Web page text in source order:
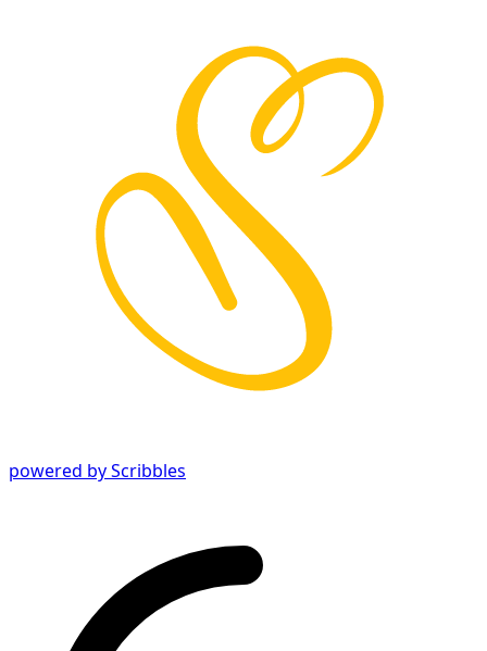
powered by Scribbles